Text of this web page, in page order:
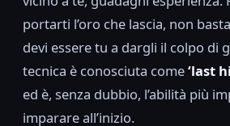
portarti l’oro che lascia, non
devi essere tu a dargli il colpo di
tecnica è conosciuta come‘last
ed è, senza dubbio, l’abilità più
imparare all’inizio.